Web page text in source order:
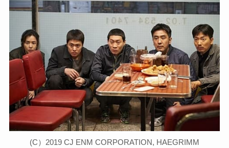
(C）2019 CJ ENM CORPORATION, HAEGRIMM